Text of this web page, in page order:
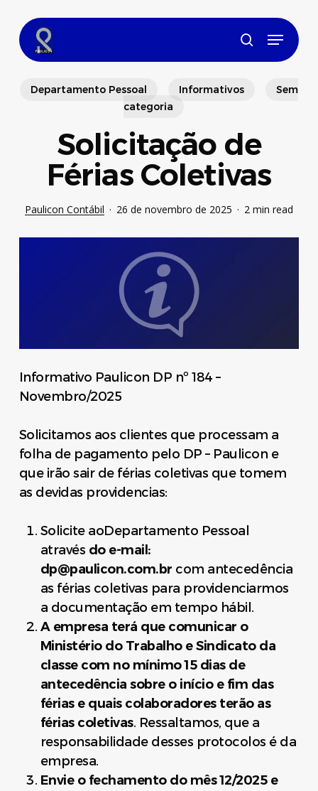
main
content
search
Menu
Departamento Pessoal Informativos
Sem
categoria
Solicitação de
Férias Coletivas
Paulicon Contábil 26 de novembro de 2025 2 min read
Informativo Paulicon DP nº 184 –
Novembro/2025
Solicitamos aos clientes que processam a
folha de pagamento pelo DP – Paulicon e
que irão sair de férias coletivas que tomem
as devidas providencias:
Solicite aoDepartamento Pessoal
através do e-mail:
dp@paulicon.com.br com antecedência
as férias coletivas para providenciarmos
a documentação em tempo hábil.
A empresa terá que comunicar o
Ministério do Trabalho e Sindicato da
classe com no mínimo 15 dias de
antecedência sobre o início e fim das
férias e quais colaboradores terão as
férias coletivas. Ressaltamos, que a
responsabilidade desses protocolos é da
empresa.
Envie o fechamento do mês 12/2025 e